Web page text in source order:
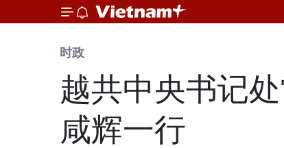
时政
越共中央书记
咸辉一行